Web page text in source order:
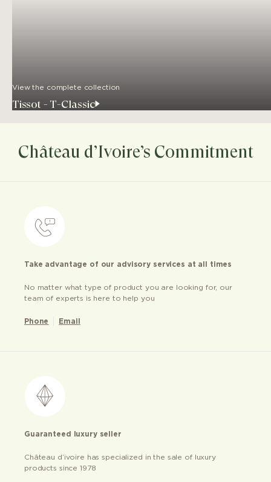
View the complete collection
Tissot - T-Classic
Château d’Ivoire’s Commitment
Take advantage of our advisory services at all times
No matter what type of product you are looking for, our
team of experts is here to help you
Phone Email
Guaranteed luxury seller
Château d’ivoire has specialized in the sale of luxury
products since 1978